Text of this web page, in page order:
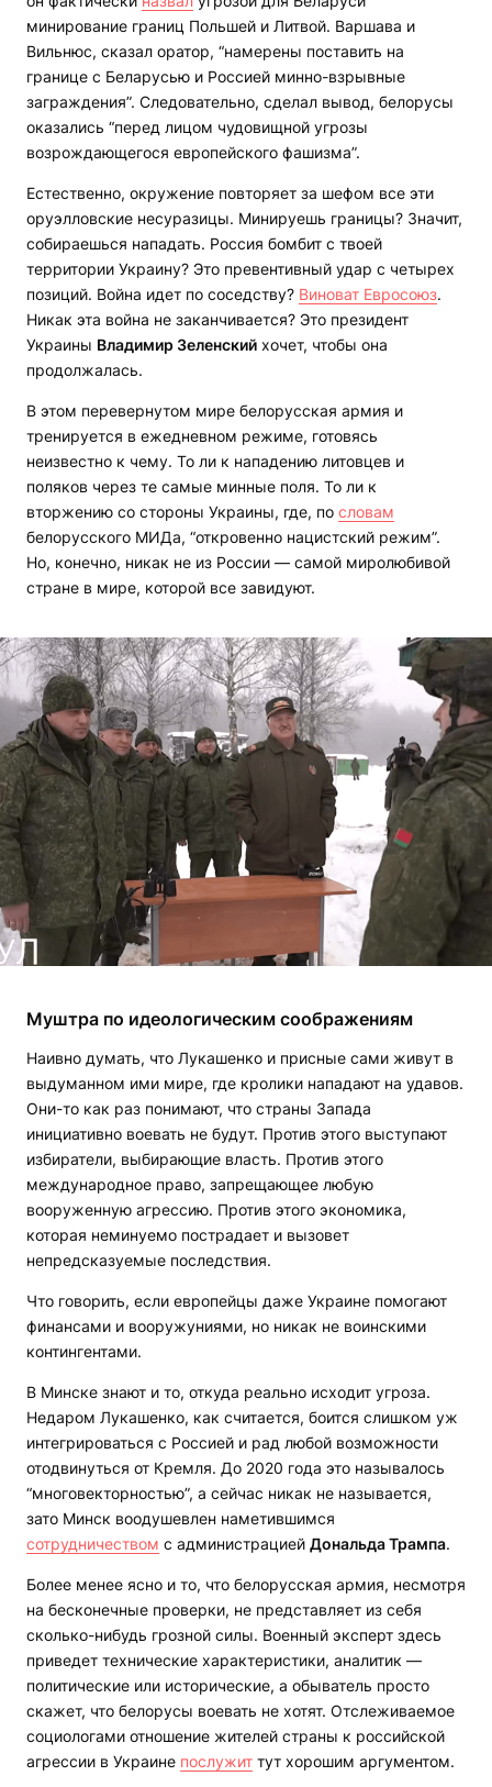
минирование границ Польшей и Литвой. Варшава и
Вильнюс, сказал оратор, “намерены поставить на
границе с Беларусью и Россией минно-взрывные
заграждения”. Следовательно, сделал вывод, белорусы
оказались “перед лицом чудовищной угрозы
возрождающегося европейского фашизма”.
Естественно, окружение повторяет за шефом все эти
оруэлловские несуразицы. Минируешь границы? Значит,
собираешься нападать. Россия бомбит с твоей
территории Украину? Это превентивный удар с четырех
позиций. Война идет по соседству? Виноват Евросоюз.
Никак эта война не заканчивается? Это президент
Украины Владимир Зеленский хочет, чтобы она
продолжалась.
В этом перевернутом мире белорусская армия и
тренируется в ежедневном режиме, готовясь
неизвестно к чему. То ли к нападению литовцев и
поляков через те самые минные поля. То ли к
вторжению со стороны Украины, где, по словам
белорусского МИДа, “откровенно нацистский режим”.
Но, конечно, никак не из России — самой миролюбивой
стране в мире, которой все завидуют.
Муштра по идеологическим соображениям
Наивно думать, что Лукашенко и присные сами живут в
выдуманном ими мире, где кролики нападают на удавов.
Они-то как раз понимают, что страны Запада
инициативно воевать не будут. Против этого выступают
избиратели, выбирающие власть. Против этого
международное право, запрещающее любую
вооруженную агрессию. Против этого экономика,
которая неминуемо пострадает и вызовет
непредсказуемые последствия.
Что говорить, если европейцы даже Украине помогают
финансами и вооружуниями, но никак не воинскими
контингентами.
В Минске знают и то, откуда реально исходит угроза.
Недаром Лукашенко, как считается, боится слишком уж
интегрироваться с Россией и рад любой возможности
отодвинуться от Кремля. До 2020 года это называлось
“многовекторностью”, а сейчас никак не называется,
зато Минск воодушевлен наметившимся
сотрудничеством с администрацией Дональда Трампа.
Более менее ясно и то, что белорусская армия, несмотря
на бесконечные проверки, не представляет из себя
сколько-нибудь грозной силы. Военный эксперт здесь
приведет технические характеристики, аналитик —
политические или исторические, а обыватель просто
скажет, что белорусы воевать не хотят. Отслеживаемое
социологами отношение жителей страны к российской
агрессии в Украине послужит тут хорошим аргументом.